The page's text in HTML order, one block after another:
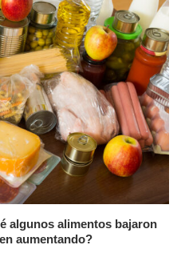
algunos alimentos bajaron
aumentando?